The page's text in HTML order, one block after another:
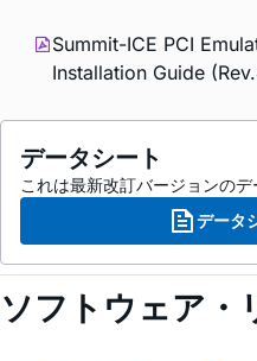
Summit-ICE PCI
Installation Guide
データシート
これは最新改訂バージョンのデ
データ
ソフトウェア・